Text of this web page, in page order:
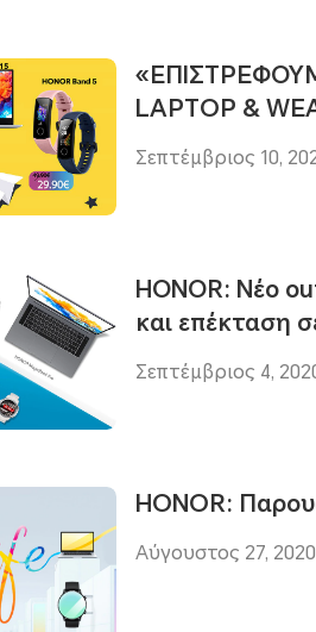
LAPTOP &
Σεπτέμβριος 10,
ΗΟΝΟR: Νέο
και επέκταση
Σεπτέμβριος 4,
HONOR:
Αύγουστος 27, 2020